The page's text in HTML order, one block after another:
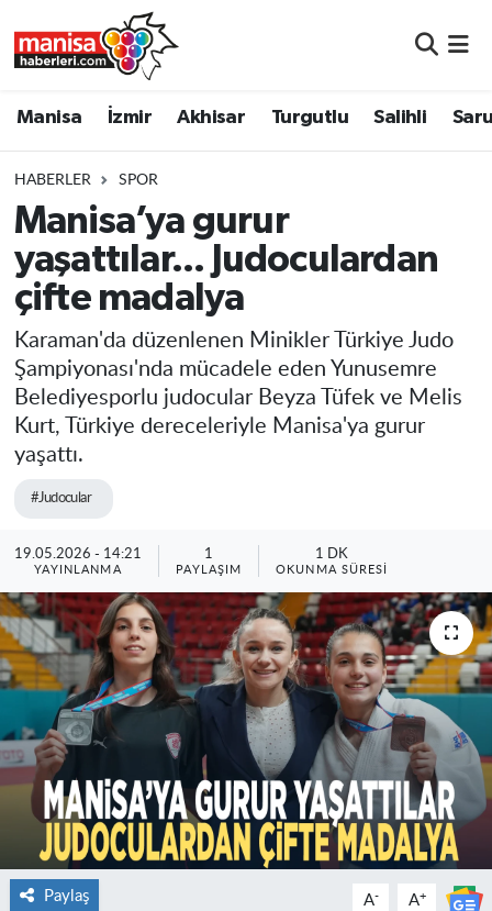
Manisa İzmir Akhisar Turgutlu Salihli
HABERLER SPOR
Manisa’ya gurur
yaşattılar... Judoculardan
çifte madalya
Karaman'da düzenlenen Minikler Türkiye Judo
Şampiyonası'nda mücadele eden Yunusemre
Belediyesporlu judocular Beyza Tüfek ve Melis
Kurt, Türkiye dereceleriyle Manisa'ya gurur
yaşattı.
#Judocular
19.05.2026 - 14:21
YAYINLANMA
1
PAYLAŞIM
1 DK
OKUNMA SÜRESI
Paylaş A- A+
Turgutlu
Salihli
Saruhanlı
Soma
Manisa Nöbetçi Eczaneler
Manisa Trafik Yoğunluk Haritası
Süper Lig Puan Durumu ve Fikstür
Tüm Manşetler
Son Dakika Haberleri